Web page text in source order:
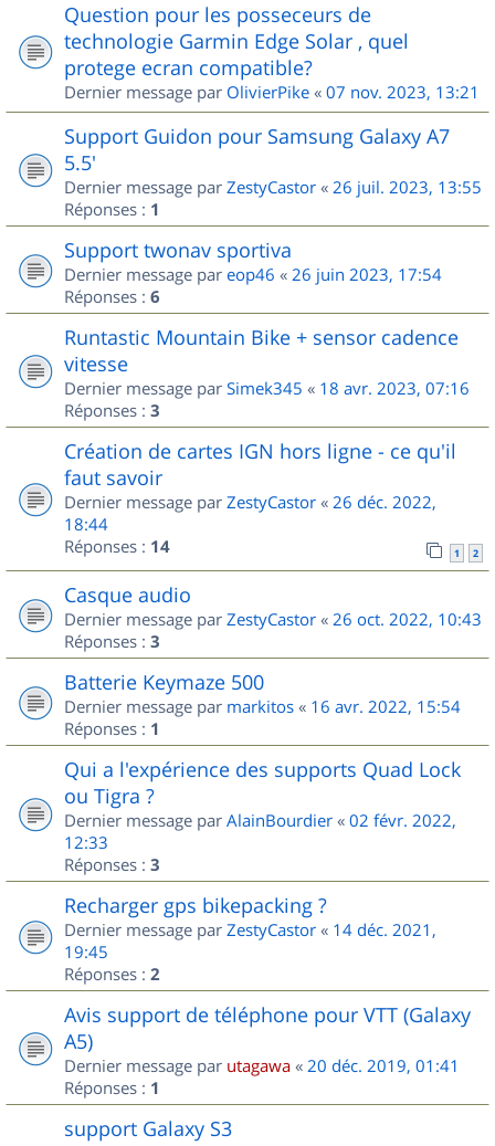
Question pour les posseceurs de
technologie Garmin Edge Solar , quel
protege ecran compatible?
Dernier message par OlivierPike « 07 nov. 2023, 13:21
Support Guidon pour Samsung Galaxy A7
5.5'
Dernier message par ZestyCastor « 26 juil. 2023, 13:55
Réponses : 1
Support twonav sportiva
Dernier message par eop46 « 26 juin 2023, 17:54
Réponses : 6
Runtastic Mountain Bike + sensor cadence
vitesse
Dernier message par Simek345 « 18 avr. 2023, 07:16
Réponses : 3
Création de cartes IGN hors ligne - ce qu'il
faut savoir
Dernier message par ZestyCastor « 26 déc. 2022,
18:44
Réponses : 14 1 2
Casque audio
Dernier message par ZestyCastor « 26 oct. 2022, 10:43
Réponses : 3
Batterie Keymaze 500
Dernier message par markitos « 16 avr. 2022, 15:54
Réponses : 1
Qui a l'expérience des supports Quad Lock
ou Tigra ?
Dernier message par AlainBourdier « 02 févr. 2022,
12:33
Réponses : 3
Recharger gps bikepacking ?
Dernier message par ZestyCastor « 14 déc. 2021,
19:45
Réponses : 2
Avis support de téléphone pour VTT (Galaxy
A5)
Dernier message par utagawa « 20 déc. 2019, 01:41
Réponses : 1
support Galaxy S3